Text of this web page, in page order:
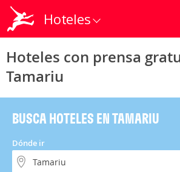
Hoteles
Hoteles con prensa
Tamariu
BUSCA HOTELES EN TAMARIU
Dónde ir